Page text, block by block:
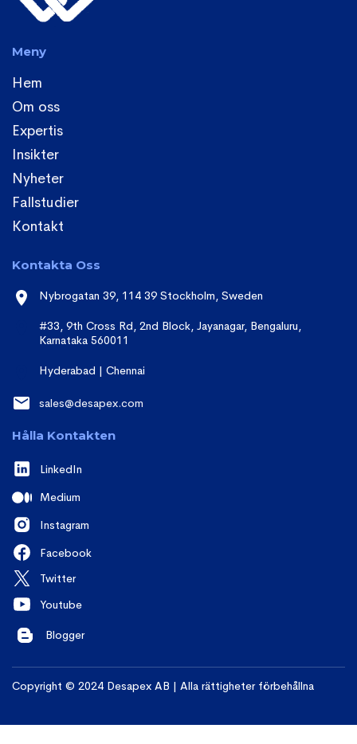
Meny
Hem
Om oss
Expertis
Insikter
Nyheter
Fallstudier
Kontakt
Kontakta Oss
Nybrogatan 39, 114 39 Stockholm, Sweden
#33, 9th Cross Rd, 2nd Block, Jayanagar, Bengaluru,
Karnataka 560011
Hyderabad | Chennai
sales@desapex.com
Hålla Kontakten
LinkedIn
Medium
Instagram
Facebook
Twitter
Youtube
Blogger
Copyright © 2024 Desapex AB | Alla rättigheter förbehållna